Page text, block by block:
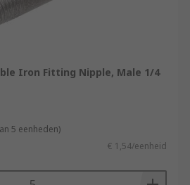
Iron Fitting Nipple, Male 1/4
5 eenheden)
€ 1,54/eenheid